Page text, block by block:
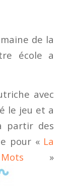
de la
école a
avec
le jeu et a
partir des
pour « La
»